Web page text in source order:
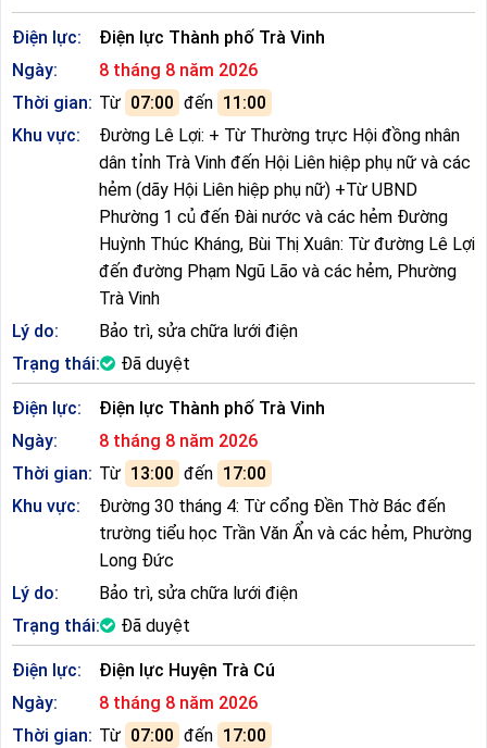
Điện lực:
Điện lực Thành phố Trà Vinh
Ngày:
8 tháng 8 năm 2026
Thời gian: Từ 07:00 đến 11:00
Khu vực:
Đường Lê Lợi: + Từ Thường trực Hội đồng nhân
dân tỉnh Trà Vinh đến Hội Liên hiệp phụ nữ và các
hẻm (dãy Hội Liên hiệp phụ nữ) +Từ UBND
Phường 1 củ đến Đài nước và các hẻm Đường
Huỳnh Thúc Kháng, Bùi Thị Xuân: Từ đường Lê Lợi
đến đường Phạm Ngũ Lão và các hẻm, Phường
Trà Vinh
Lý do:
Bảo trì, sửa chữa lưới điện
Trạng thái:
Đã duyệt
Điện lực:
Điện lực Thành phố Trà Vinh
Ngày:
8 tháng 8 năm 2026
Thời gian: Từ 13:00 đến 17:00
Khu vực:
Đường 30 tháng 4: Từ cổng Đền Thờ Bác đến
trường tiểu học Trần Văn Ẩn và các hẻm, Phường
Long Đức
Lý do:
Bảo trì, sửa chữa lưới điện
Trạng thái:
Đã duyệt
Điện lực:
Điện lực Huyện Trà Cú
Ngày:
8 tháng 8 năm 2026
Thời gian: Từ 07:00 đến 17:00